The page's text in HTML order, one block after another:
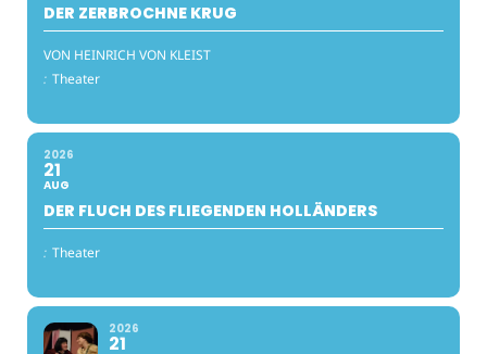
DER ZERBROCHNE KRUG
VON HEINRICH VON KLEIST
: Theater
2026
21
AUG
DER FLUCH DES FLIEGENDEN HOLLÄNDERS
: Theater
2026
21